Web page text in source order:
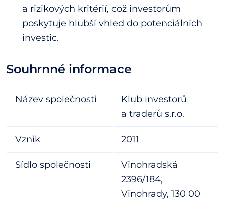
a rizikových kritérií, což investorům
poskytuje hlubší vhled do potenciálních
investic.
Souhrnné informace
Název společnosti
Klub investorů
a traderů s.r.o.
Vznik 2011
Sídlo společnosti
Vinohradská
2396/184,
Vinohrady, 130 00